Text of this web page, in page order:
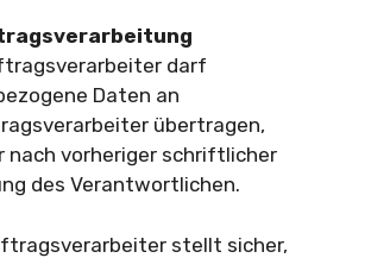
darf
Daten an
übertragen,
nach vorheriger schriftlicher
des Verantwortlichen.
stellt sicher,